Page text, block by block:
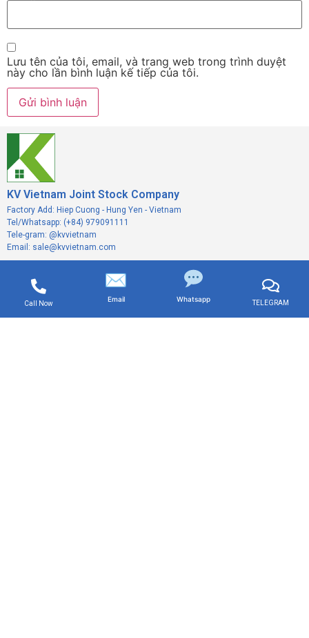
Lưu tên của tôi, email, và trang web trong trình duyệt
này cho lần bình luận kế tiếp của tôi.
KV Vietnam Joint Stock Company
Factory Add: Hiep Cuong - Hung Yen - Vietnam
Tel/Whatsapp: (+84) 979091111
Tele-gram: @kvvietnam
Email: sale@kvvietnam.com
Call Now
✉
Email Whatsapp TELEGRAM